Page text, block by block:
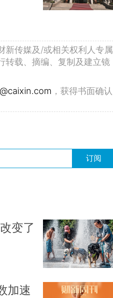
新传媒及/或相关权利人专属
转载、摘编、复制及建立镜
，获得书面确认
订阅
变了
加速